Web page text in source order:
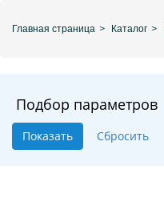
Главная страница > Каталог >
Подбор параметров